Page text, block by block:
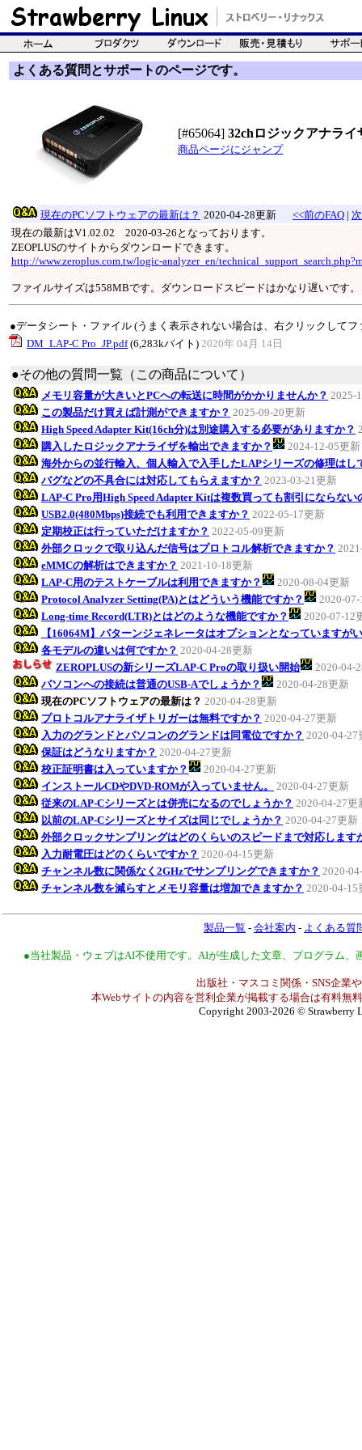
よくある質問とサポートのページです。
[#65064] 32chロジックアナライ
商品ページにジャンプ
現在のPCソフトウェアの最新は？ 2020-04-28更新 <<前のFAQ |
現在の最新はV1.02.02 2020-03-26となっております。
ZEOPLUSのサイトからダウンロードできます。
http://www.zeroplus.com.tw/logic-analyzer_en/
ファイルサイズは558MBです。ダウンロードスピードはかなり遅いです。
●データシート・ファイル (うまく表示されない場合は、右クリックして
DM_LAP-C Pro_JP.pdf(6,283kバイト) 2020年 04月 14日
●その他の質問一覧（この商品について）
メモリ容量が大きいとPCへの転送に時間がかかりませんか？ 2025-
この製品だけ買えば計測ができますか？ 2025-09-20更新
High Speed Adapter Kit(16ch分)は別途購入する必要がありますか？
購入したロジックアナライザを輸出できますか？
2024-12-05更新
海外からの並行輸入、個人輸入で入手したLAPシリーズの修理はし
バグなどの不具合には対応してもらえますか？ 2023-03-21更新
LAP-C Pro用High Speed Adapter Kitは複数買っても割引にならない
USB2.0(480Mbps)接続でも利用できますか？ 2022-05-17更新
定期校正は行っていただけますか？ 2022-05-09更新
外部クロックで取り込んだ信号はプロトコル解析できますか？
eMMCの解析はできますか？ 2021-10-18更新
LAP-C用のテストケーブルは利用できますか？
2020-08-04更新
Protocol Analyzer Setting(PA)とはどういう機能ですか？
2020-
Long-time Record(LTR)とはどのような機能ですか？
2020-07-12
【16064M】パターンジェネレータはオプションとなっていますが
各モデルの違いは何ですか？ 2020-04-28更新
ZEROPLUSの新シリーズLAP-C Proの取り扱い開始
2020-04-
パソコンへの接続は普通のUSB-Aでしょうか？
2020-04-28更新
現在のPCソフトウェアの最新は？ 2020-04-28更新
プロトコルアナライザトリガーは無料ですか？ 2020-04-27更新
入力のグランドとパソコンのグランドは同電位ですか？ 2020-04-27
保証はどうなりますか？ 2020-04-27更新
校正証明書は入っていますか？
2020-04-27更新
インストールCDやDVD-ROMが入っていません。
2020-04-27更新
従来のLAP-Cシリーズとは併売になるのでしょうか？ 2020-04-27更
以前のLAP-Cシリーズとサイズは同じでしょうか？ 2020-04-27更新
外部クロックサンプリングはどのくらいのスピードまで対応します
入力耐電圧はどのくらいですか？ 2020-04-15更新
チャンネル数に関係なく2GHzでサンプリングできますか？ 2020-
チャンネル数を減らすとメモリ容量は増加できますか？ 2020-04-15
製品一覧 - 会社案内 - よくある質
●当社製品・ウェブはAI不使用です。AIが生成した文章、プログラム
出版社・マスコミ関係・SNS企業
本Webサイトの内容を営利企業が掲載する場合は有料無
Copyright 2003-2026 © Strawberry